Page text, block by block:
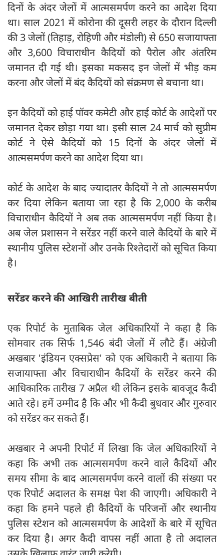
दिनों के अंदर जेलों में आत्मसमर्पण करने का आदेश दिया
था। साल 2021 में कोरोना की दूसरी लहर के दौरान दिल्ली
की 3 जेलों (तिहाड़, रोहिणी और मंडोली) से 650 सजायाफ्ता
और 3,600 विचाराधीन कैदियों को पैरोल और अंतरिम
जमानत दी गई थी। इसका मकसद इन जेलों में भीड़ कम
करना और जेलों में बंद कैदियों को संक्रमण से बचाना था।
इन कैदियों को हाई पॉवर कमेटी और हाई कोर्ट के आदेशों पर
जमानत देकर छोड़ा गया था। इसी साल 24 मार्च को सुप्रीम
कोर्ट ने ऐसे कैदियों को 15 दिनों के अंदर जेलों में
आत्मसमर्पण करने का आदेश दिया था।
कोर्ट के आदेश के बाद ज्यादातर कैदियों ने तो आत्मसमर्पण
कर दिया लेकिन बताया जा रहा है कि 2,000 के करीब
विचाराधीन कैदियों ने अब तक आत्मसमर्पण नहीं किया है।
अब जेल प्रशासन ने सरेंडर नहीं करने वाले कैदियों के बारे में
स्थानीय पुलिस स्टेशनों और उनके रिश्तेदारों को सूचित किया
है।
सरेंडर करने की आखिरी तारीख बीती
एक रिपोर्ट के मुताबिक जेल अधिकारियों ने कहा है कि
सोमवार तक सिर्फ 1,546 बंदी जेलों में लौटे हैं। अंग्रेजी
अखबार 'इंडियन एक्सप्रेस' को एक अधिकारी ने बताया कि
सजायाफ्ता और विचाराधीन कैदियों के सरेंडर करने की
आधिकारिक तारीख 7 अप्रैल थी लेकिन इसके बावजूद कैदी
आते रहे। हमें उम्मीद है कि और भी कैदी बुधवार और गुरुवार
को सरेंडर कर सकते हैं।
अखबार ने अपनी रिपोर्ट में लिखा कि जेल अधिकारियों ने
कहा कि अभी तक आत्मसमर्पण करने वाले कैदियों और
समय सीमा के बाद आत्मसमर्पण करने वालों की संख्या पर
एक रिपोर्ट अदालत के समक्ष पेश की जाएगी। अधिकारी ने
कहा कि हमने पहले ही कैदियों के परिजनों और स्थानीय
पुलिस स्टेशन को आत्मसमर्पण के आदेशों के बारे में सूचित
कर दिया है। अगर कैदी वापस नहीं आता है तो अदालत